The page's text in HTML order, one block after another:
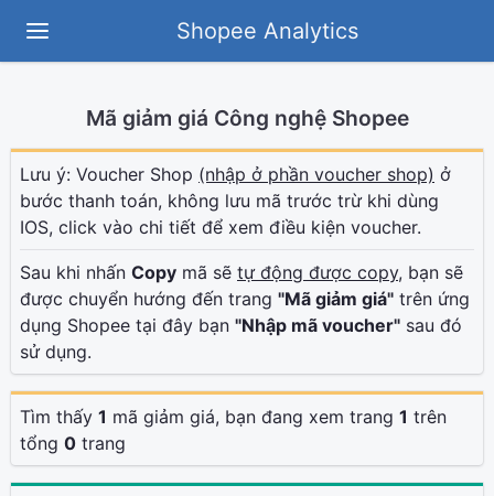
Shopee Analytics
Mã giảm giá Công nghệ Shopee
Lưu ý: Voucher Shop (nhập ở phần voucher shop) ở
bước thanh toán, không lưu mã trước trừ khi dùng
IOS, click vào chi tiết để xem điều kiện voucher.
Sau khi nhấn Copy mã sẽ tự động được copy, bạn sẽ
được chuyển hướng đến trang "Mã giảm giá" trên ứng
dụng Shopee tại đây bạn "Nhập mã voucher" sau đó
sử dụng.
Tìm thấy 1 mã giảm giá, bạn đang xem trang 1 trên
tổng 0 trang